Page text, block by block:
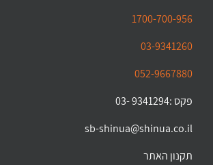
1700-700-956
03-9341260
052-9667880
פקס :9341294 -03
sb-shinua@shinua.co.il
תקנון האתר